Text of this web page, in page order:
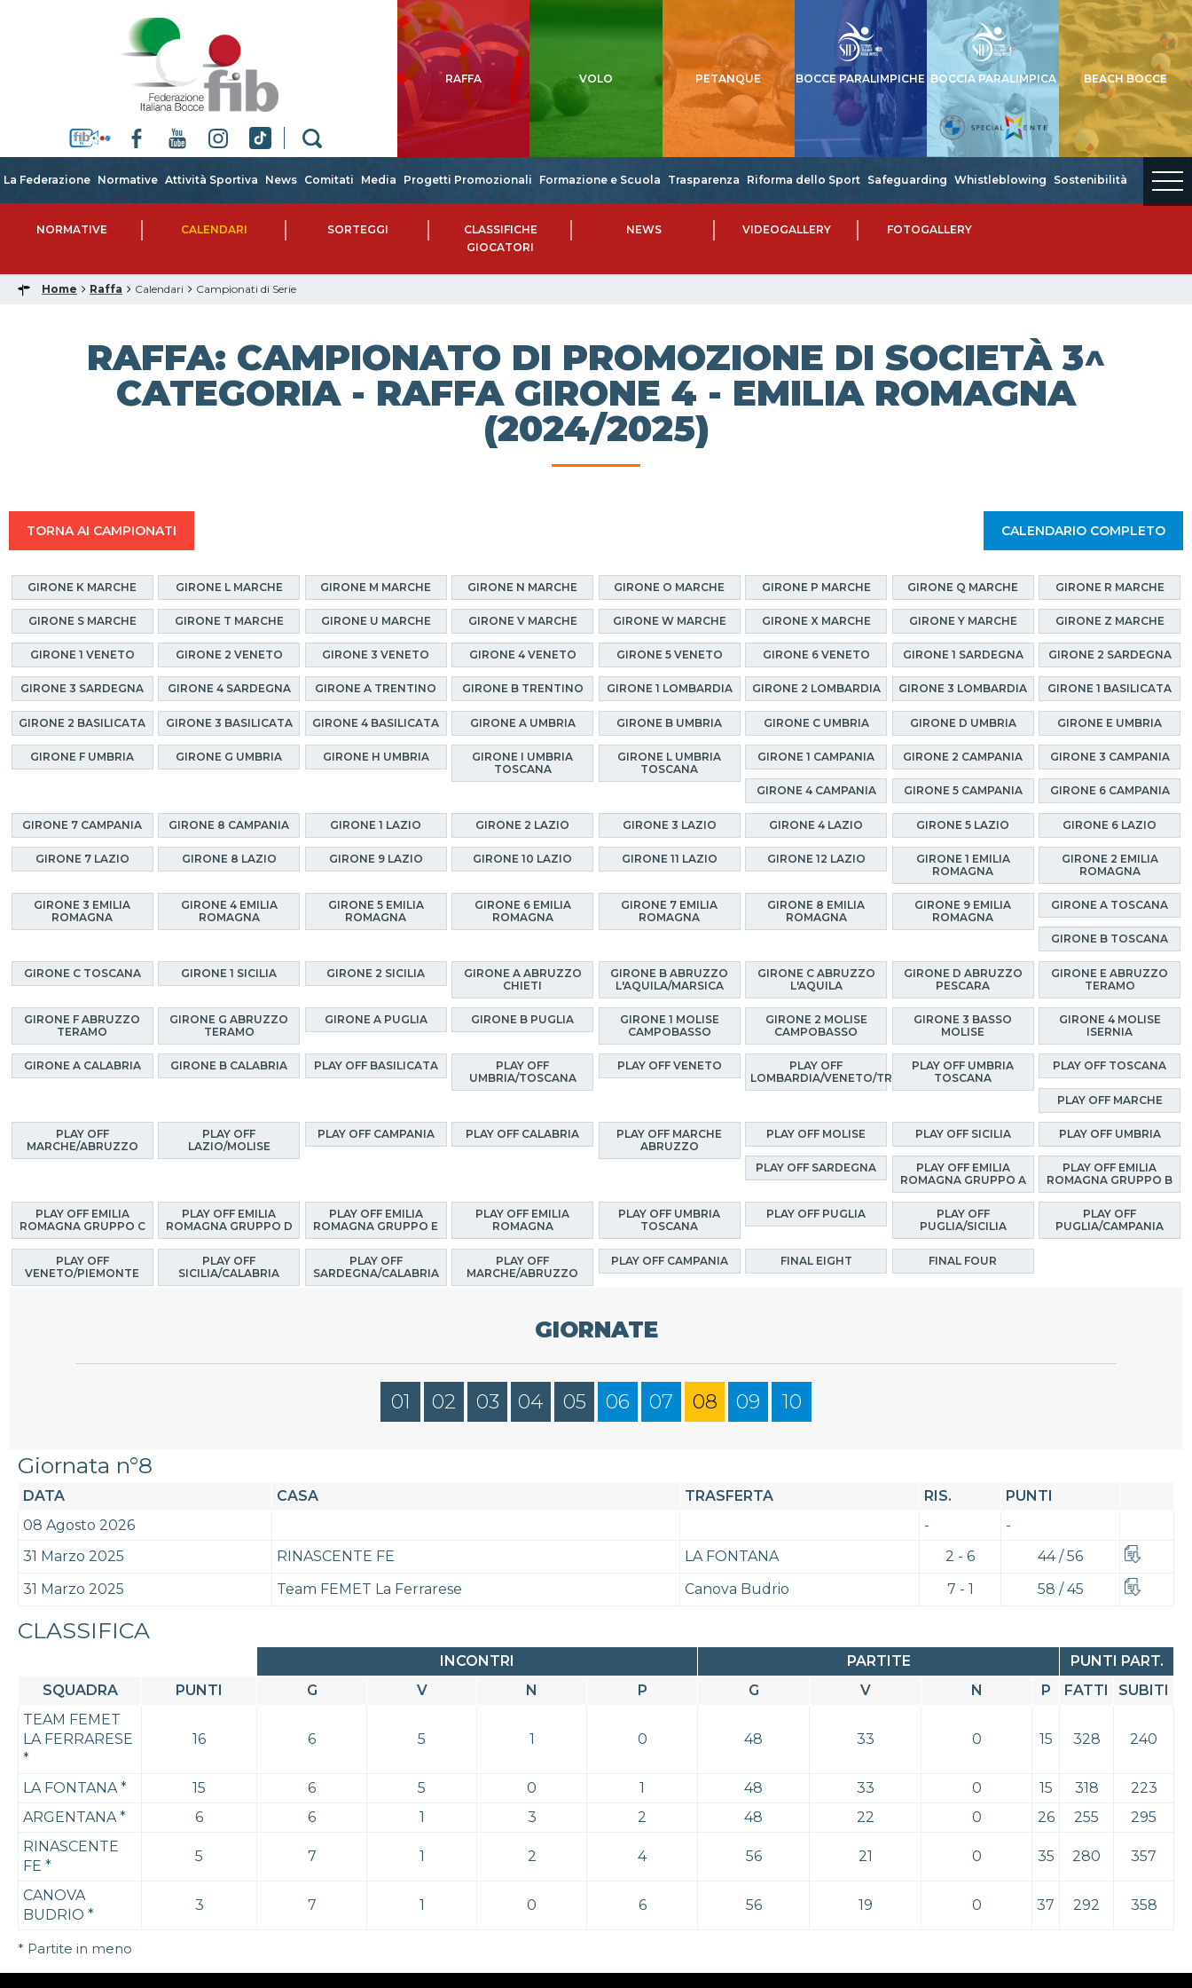
RAFFA VOLO PETANQUE BOCCE PARALIMPICHE BOCCIA PARALIMPICA BEACH BOCCE
La Federazione Normative Attività Sportiva News Comitati Media Progetti Promozionali Formazione e Scuola Trasparenza Riforma dello Sport Safeguarding Whistleblowing Sostenibilità
NORMATIVE CALENDARI SORTEGGI
CLASSIFICHE
GIOCATORI
NEWS VIDEOGALLERY FOTOGALLERY
Home Raffa Calendari Campionati di Serie
RAFFA: CAMPIONATO DI PROMOZIONE DI SOCIETÀ 3^
CATEGORIA - RAFFA GIRONE 4 - EMILIA ROMAGNA
(2024/2025)
TORNA AI CAMPIONATI CALENDARIO COMPLETO
GIRONE K MARCHE GIRONE L MARCHE GIRONE M MARCHE GIRONE N MARCHE GIRONE O MARCHE GIRONE P MARCHE GIRONE Q MARCHE GIRONE R MARCHE
GIRONE S MARCHE GIRONE T MARCHE GIRONE U MARCHE GIRONE V MARCHE GIRONE W MARCHE GIRONE X MARCHE GIRONE Y MARCHE GIRONE Z MARCHE
GIRONE 1 VENETO GIRONE 2 VENETO GIRONE 3 VENETO GIRONE 4 VENETO GIRONE 5 VENETO GIRONE 6 VENETO GIRONE 1 SARDEGNA GIRONE 2 SARDEGNA
GIRONE 3 SARDEGNA GIRONE 4 SARDEGNA GIRONE A TRENTINO GIRONE B TRENTINO GIRONE 1 LOMBARDIA GIRONE 2 LOMBARDIA GIRONE 3 LOMBARDIA GIRONE 1 BASILICATA
GIRONE 2 BASILICATA GIRONE 3 BASILICATA GIRONE 4 BASILICATA GIRONE A UMBRIA GIRONE B UMBRIA GIRONE C UMBRIA GIRONE D UMBRIA GIRONE E UMBRIA
GIRONE F UMBRIA GIRONE G UMBRIA GIRONE H UMBRIA
GIRONE I UMBRIA
TOSCANA
GIRONE L UMBRIA
TOSCANA
GIRONE 1 CAMPANIA GIRONE 2 CAMPANIA GIRONE 3 CAMPANIA
GIRONE 4 CAMPANIA GIRONE 5 CAMPANIA GIRONE 6 CAMPANIA
GIRONE 7 CAMPANIA GIRONE 8 CAMPANIA GIRONE 1 LAZIO GIRONE 2 LAZIO GIRONE 3 LAZIO GIRONE 4 LAZIO GIRONE 5 LAZIO GIRONE 6 LAZIO
GIRONE 7 LAZIO GIRONE 8 LAZIO GIRONE 9 LAZIO GIRONE 10 LAZIO GIRONE 11 LAZIO GIRONE 12 LAZIO
GIRONE 1 EMILIA
ROMAGNA
GIRONE 2 EMILIA
ROMAGNA
GIRONE 3 EMILIA
ROMAGNA
GIRONE 4 EMILIA
ROMAGNA
GIRONE 5 EMILIA
ROMAGNA
GIRONE 6 EMILIA
ROMAGNA
GIRONE 7 EMILIA
ROMAGNA
GIRONE 8 EMILIA
ROMAGNA
GIRONE 9 EMILIA
ROMAGNA
GIRONE A TOSCANA
GIRONE B TOSCANA
GIRONE C TOSCANA GIRONE 1 SICILIA GIRONE 2 SICILIA
GIRONE A ABRUZZO
CHIETI
GIRONE B ABRUZZO
L'AQUILA/MARSICA
GIRONE C ABRUZZO
L'AQUILA
GIRONE D ABRUZZO
PESCARA
GIRONE E ABRUZZO
TERAMO
GIRONE F ABRUZZO
TERAMO
GIRONE G ABRUZZO
TERAMO
GIRONE A PUGLIA GIRONE B PUGLIA
GIRONE 1 MOLISE
CAMPOBASSO
GIRONE 2 MOLISE
CAMPOBASSO
GIRONE 3 BASSO
MOLISE
GIRONE 4 MOLISE
ISERNIA
GIRONE A CALABRIA GIRONE B CALABRIA PLAY OFF BASILICATA
PLAY OFF
UMBRIA/TOSCANA
PLAY OFF VENETO
PLAY OFF
LOMBARDIA/VENETO/TRENTINO
PLAY OFF UMBRIA
TOSCANA
PLAY OFF TOSCANA
PLAY OFF MARCHE
PLAY OFF
MARCHE/ABRUZZO
PLAY OFF
LAZIO/MOLISE
PLAY OFF CAMPANIA PLAY OFF CALABRIA
PLAY OFF MARCHE
ABRUZZO
PLAY OFF MOLISE PLAY OFF SICILIA PLAY OFF UMBRIA
PLAY OFF SARDEGNA
PLAY OFF EMILIA
ROMAGNA GRUPPO A
PLAY OFF EMILIA
ROMAGNA GRUPPO B
PLAY OFF EMILIA
ROMAGNA GRUPPO C
PLAY OFF EMILIA
ROMAGNA GRUPPO D
PLAY OFF EMILIA
ROMAGNA GRUPPO E
PLAY OFF EMILIA
ROMAGNA
PLAY OFF UMBRIA
TOSCANA
PLAY OFF PUGLIA
PLAY OFF
PUGLIA/SICILIA
PLAY OFF
PUGLIA/CAMPANIA
PLAY OFF
VENETO/PIEMONTE
PLAY OFF
SICILIA/CALABRIA
PLAY OFF
SARDEGNA/CALABRIA
PLAY OFF
MARCHE/ABRUZZO
PLAY OFF CAMPANIA FINAL EIGHT FINAL FOUR
GIORNATE
01 02 03 04 05 06 07 08 09 10
Giornata n°8
DATA CASA TRASFERTA RIS.
PUNTI
08 Agosto 2026
-
-
31 Marzo 2025
RINASCENTE FE LA FONTANA 2 - 6
44 / 56
31 Marzo 2025
Team FEMET La Ferrarese Canova Budrio 7 - 1 58 / 45
CLASSIFICA
INCONTRI PARTITE
PUNTI PART.
SQUADRA
PUNTI G V N P G V N P FATTI
SUBITI
TEAM FEMET
LA FERRARESE
*
16 6 5 1 0 48 33 0 15 328 240
LA FONTANA* 15 6 5 0 1 48 33 0 15 318
223
ARGENTANA* 6 6 1 3 2 48 22 0 26 255
295
RINASCENTE
FE *
5 7 1 2 4 56 21 0 35 280 357
CANOVA
BUDRIO *
3 7 1 0 6 56 19 0 37 292 358
* Partite in meno